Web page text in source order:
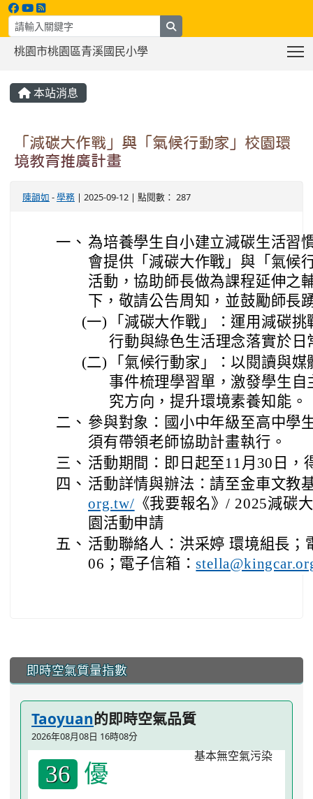
桃園市桃園區青溪國民小學
本站消息
「減碳大作戰」與「氣候行動家」校園環
境教育推廣計畫
陳韻如 -學務 | 2025-09-12 | 點閱數： 287
一、 為培養學生自小建立減碳生活習
會提供「減碳大作戰」與「氣候
活動，協助師長做為課程延伸之
下，敬請公告周知，並鼓勵師長
(一)
「減碳大作戰」：運用減碳
行動與綠色生活理念落實於日
(二)
「氣候行動家」：以閱讀與
事件梳理學習單，激發學生
究方向，提升環境素養知能。
二、 參與對象：國小中年級至高中學
須有帶領老師協助計畫執行。
三、 活動期間：即日起至11月30日，
四、 活動詳情與辦法：請至金車文教
org.tw/ 《我要報名》/ 2025減碳
園活動申請
五、 活動聯絡人：洪采婷 環境組長；
06；電子信箱：
::: 即時空氣質量指數
Taoyuan的即時空氣品質
2026年08月08日 16時08分
36 優